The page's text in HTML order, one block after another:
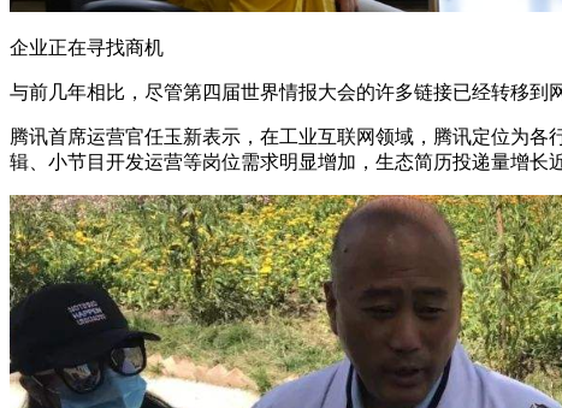
企业正在寻找商机
与前几年相比，尽管第四届世界情报大会的许多链接已经转移到
腾讯首席运营官任玉新表示，在工业互联网领域，腾讯定位为
辑、小节目开发运营等岗位需求明显增加，生态简历投递量增长